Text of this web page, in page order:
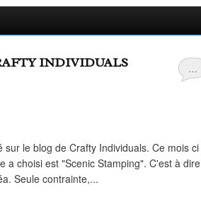
…
INDIVIDUALS
le blog de Crafty Individuals. Ce mois ci
a choisi est "Scenic Stamping". C'est à dire
Seule contrainte,...